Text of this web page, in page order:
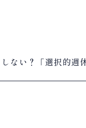
ない？「選択的週